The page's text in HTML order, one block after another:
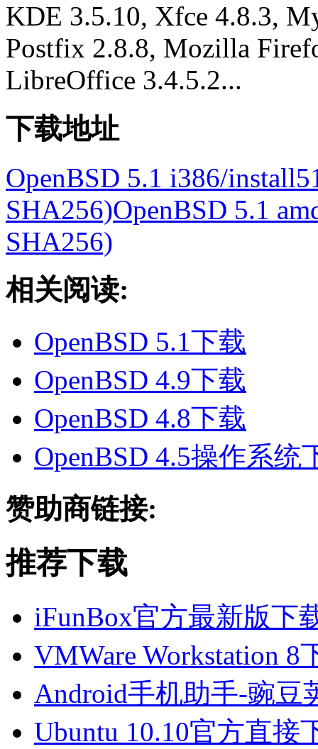
KDE 3.5.10, Xfce 4.8.3,
Postfix 2.8.8, Mozilla
LibreOffice 3.4.5.2...
下载地址
OpenBSD 5.1 i386/
SHA256)OpenBSD 5.1
SHA256)
相关阅读:
OpenBSD 5.1下载
OpenBSD 4.9下载
OpenBSD 4.8下载
OpenBSD 4.5操作系统
赞助商链接:
推荐下载
iFunBox官方最新版下
VMWare Workstation
Android手机助手-豌豆
Ubuntu 10.10官方直接